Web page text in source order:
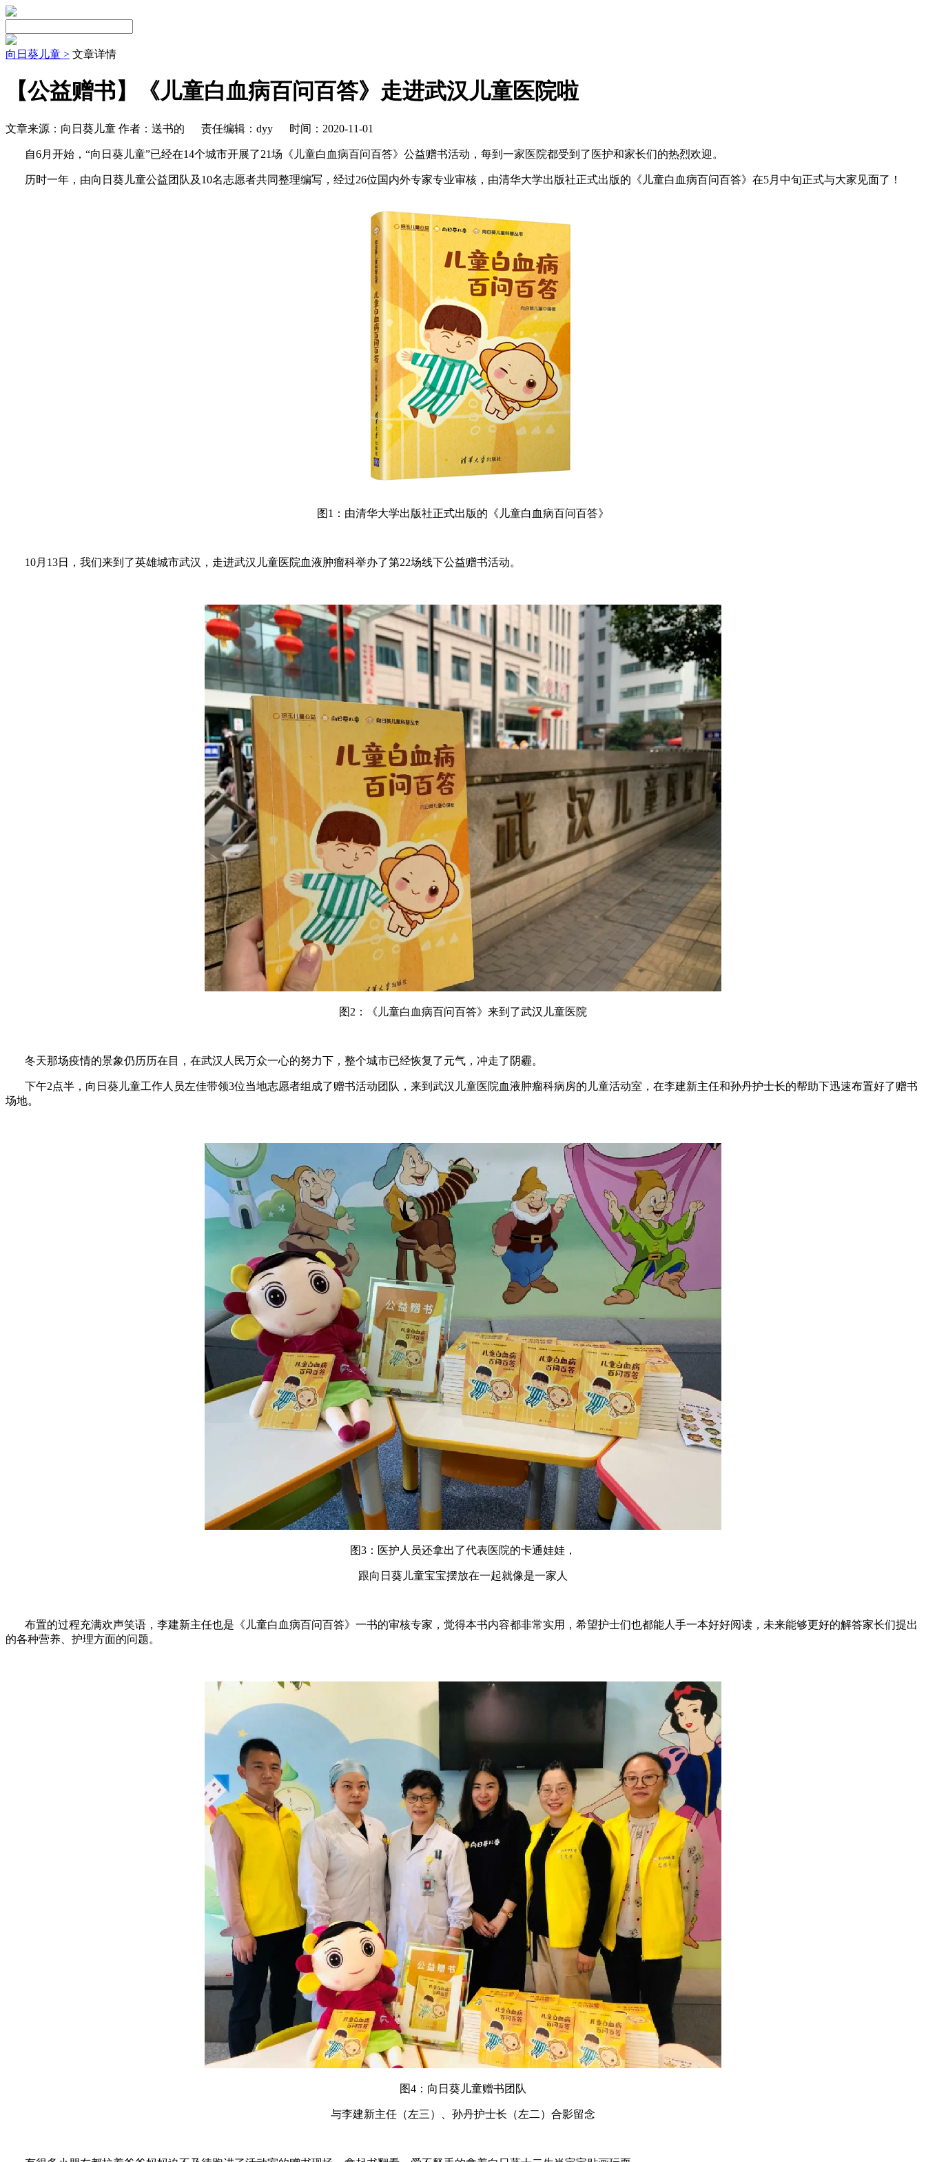
向日葵儿童 > 文章详情
【公益赠书】《儿童白血病百问百答》走进武汉儿童医院啦
文章来源：向日葵儿童 作者：送书的 责任编辑：dyy 时间：2020-11-01
自6月开始，“向日葵儿童”已经在14个城市开展了21场《儿童白血病百问百答》公益赠书活动，每到一家医院都受到了医护和家长们的热烈欢迎。
历时一年，由向日葵儿童公益团队及10名志愿者共同整理编写，经过26位国内外专家专业审核，由清华大学出版社正式出版的《儿童白血病百问百答》在5月中旬正式与大家见面了！
图1：由清华大学出版社正式出版的《儿童白血病百问百答》
10月13日，我们来到了英雄城市武汉，走进武汉儿童医院血液肿瘤科举办了第22场线下公益赠书活动。
图2：《儿童白血病百问百答》来到了武汉儿童医院
冬天那场疫情的景象仍历历在目，在武汉人民万众一心的努力下，整个城市已经恢复了元气，冲走了阴霾。
下午2点半，向日葵儿童工作人员左佳带领3位当地志愿者组成了赠书活动团队，来到武汉儿童医院血液肿瘤科病房的儿童活动室，在李建新主任和孙丹护士长的帮助下迅速布置好了赠书
场地。
图3：医护人员还拿出了代表医院的卡通娃娃，
跟向日葵儿童宝宝摆放在一起就像是一家人
布置的过程充满欢声笑语，李建新主任也是《儿童白血病百问百答》一书的审核专家，觉得本书内容都非常实用，希望护士们也都能人手一本好好阅读，未来能够更好的解答家长们提出
的各种营养、护理方面的问题。
图4：向日葵儿童赠书团队
与李建新主任（左三）、孙丹护士长（左二）合影留念